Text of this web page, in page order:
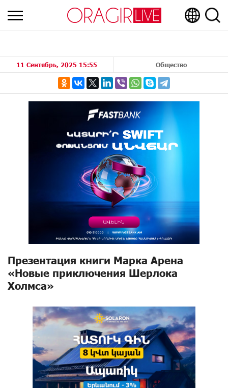
11 Сентябрь, 2025 15:55 Общество
Презентация книги Марка Аренa
«Новые приключения Шерлока
Холмса»